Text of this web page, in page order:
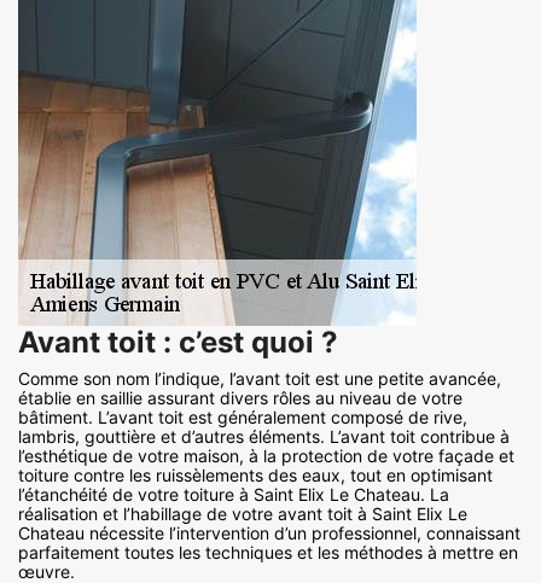
Avant toit : c’est quoi ?
Comme son nom l’indique, l’avant toit est une petite avancée,
établie en saillie assurant divers rôles au niveau de votre
bâtiment. L’avant toit est généralement composé de rive,
lambris, gouttière et d’autres éléments. L’avant toit contribue à
l’esthétique de votre maison, à la protection de votre façade et
toiture contre les ruissèlements des eaux, tout en optimisant
l’étanchéité de votre toiture à Saint Elix Le Chateau. La
réalisation et l’habillage de votre avant toit à Saint Elix Le
Chateau nécessite l’intervention d’un professionnel, connaissant
parfaitement toutes les techniques et les méthodes à mettre en
œuvre.